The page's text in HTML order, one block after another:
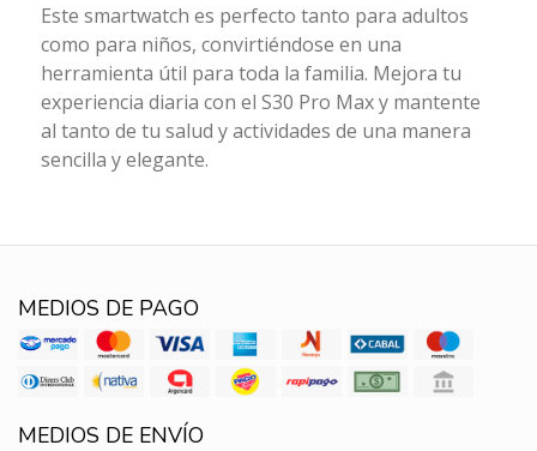
Este smartwatch es perfecto tanto para adultos
como para niños, convirtiéndose en una
herramienta útil para toda la familia. Mejora tu
experiencia diaria con el S30 Pro Max y mantente
al tanto de tu salud y actividades de una manera
sencilla y elegante.
MEDIOS DE PAGO
MEDIOS DE ENVÍO